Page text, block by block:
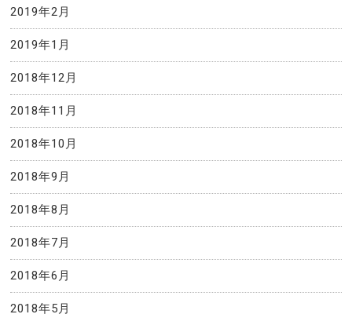
2019年2月
2019年1月
2018年12月
2018年11月
2018年10月
2018年9月
2018年8月
2018年7月
2018年6月
2018年5月